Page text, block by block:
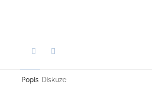
Popis Diskuze